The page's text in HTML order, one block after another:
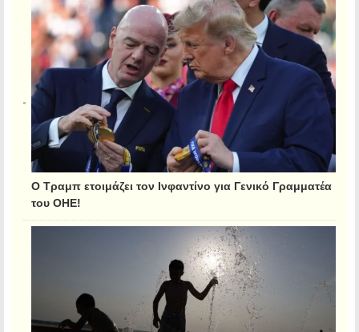
Ο Τραμπ ετοιμάζει τον Ινφαντίνο για Γενικό Γραμματέα
του ΟΗΕ!